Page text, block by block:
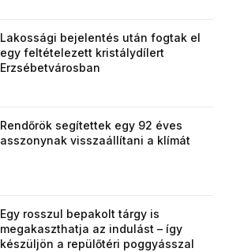
Lakossági bejelentés után fogtak el
egy feltételezett kristálydílert
Erzsébetvárosban
Rendőrök segítettek egy 92 éves
asszonynak visszaállítani a klímát
Egy rosszul bepakolt tárgy is
megakaszthatja az indulást – így
készüljön a repülőtéri poggyásszal